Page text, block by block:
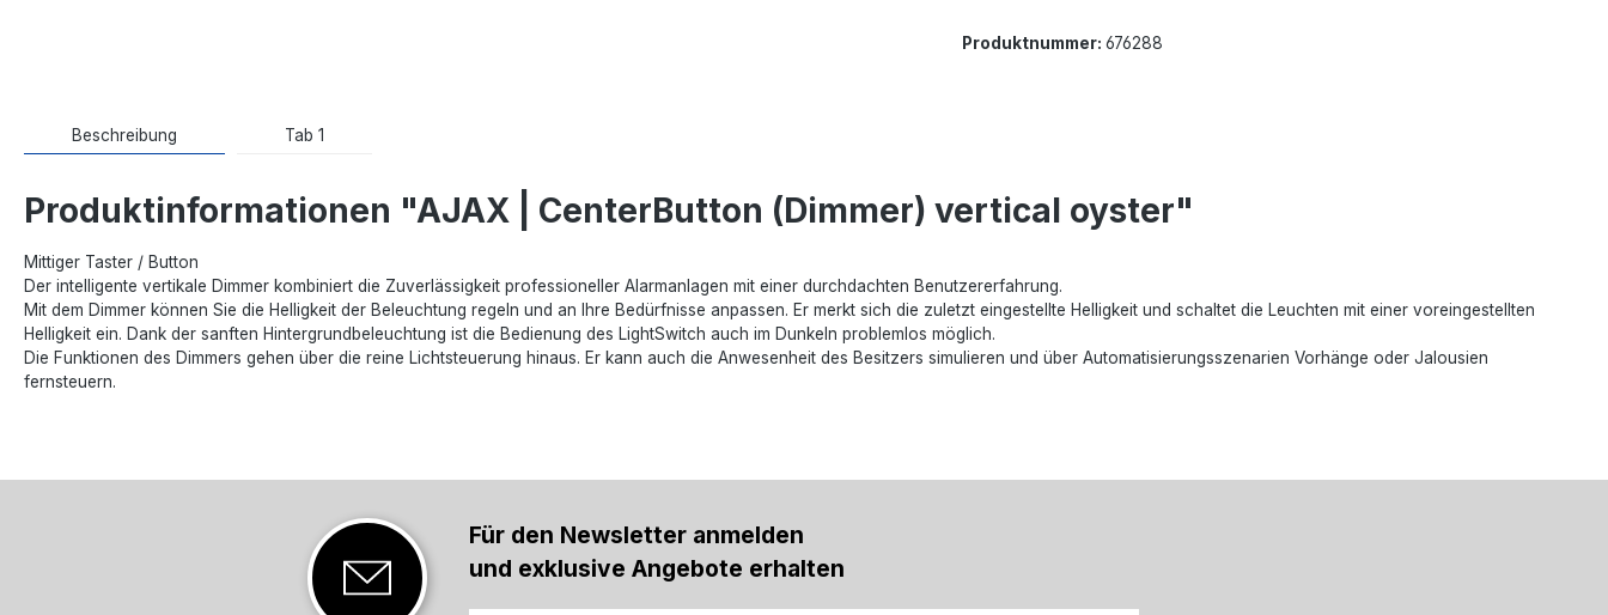
Produktnummer: 676288
Beschreibung Tab 1
Produktinformationen "AJAX | CenterButton (Dimmer) vertical oyster"
Mittiger Taster / Button
Der intelligente vertikale Dimmer kombiniert die Zuverlässigkeit professioneller Alarmanlagen mit einer durchdachten Benutzererfahrung.
Mit dem Dimmer können Sie die Helligkeit der Beleuchtung regeln und an Ihre Bedürfnisse anpassen. Er merkt sich die zuletzt eingestellte Helligkeit und schaltet die Leuchten mit einer voreingestellten
Helligkeit ein. Dank der sanften Hintergrundbeleuchtung ist die Bedienung des LightSwitch auch im Dunkeln problemlos möglich.
Die Funktionen des Dimmers gehen über die reine Lichtsteuerung hinaus. Er kann auch die Anwesenheit des Besitzers simulieren und über Automatisierungsszenarien Vorhänge oder Jalousien
fernsteuern.
Für den Newsletter anmelden
und exklusive Angebote erhalten